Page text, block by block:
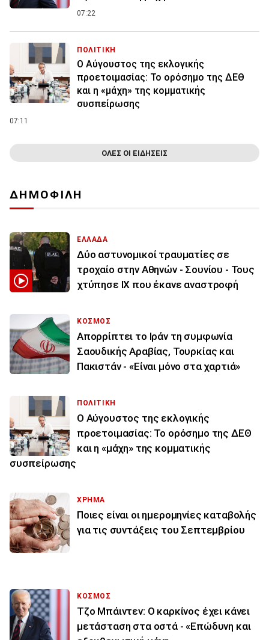
07:22
ΠΟΛΙΤΙΚΗ
Ο Αύγουστος της εκλογικής
προετοιμασίας: Το ορόσημο της ΔΕΘ
και η «μάχη» της κομματικής
συσπείρωσης
07:11
ΟΛΕΣ ΟΙ ΕΙΔΗΣΕΙΣ
ΔΗΜΟΦΙΛΗ
ΕΛΛΑΔΑ
Δύο αστυνομικοί τραυματίες σε
τροχαίο στην Αθηνών - Σουνίου - Τους
χτύπησε ΙΧ που έκανε αναστροφή
ΚΟΣΜΟΣ
Απορρίπτει το Ιράν τη συμφωνία
Σαουδικής Αραβίας, Τουρκίας και
Πακιστάν - «Είναι μόνο στα χαρτιά»
ΠΟΛΙΤΙΚΗ
Ο Αύγουστος της εκλογικής
προετοιμασίας: Το ορόσημο της ΔΕΘ
και η «μάχη» της κομματικής
συσπείρωσης
ΧΡΗΜΑ
Ποιες είναι οι ημερομηνίες καταβολής
για τις συντάξεις του Σεπτεμβρίου
ΚΟΣΜΟΣ
Τζο Μπάιντεν: Ο καρκίνος έχει κάνει
μετάσταση στα οστά - «Επώδυνη και